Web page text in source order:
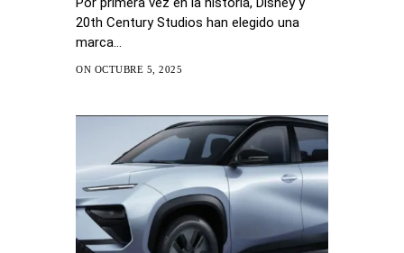
20th Century Studios han elegido una
marca…
ON OCTUBRE 5, 2025